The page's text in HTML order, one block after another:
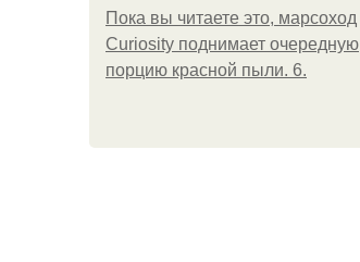
Пока вы читаете это, марсоход
Curiosity поднимает очередную
порцию красной пыли. 6.